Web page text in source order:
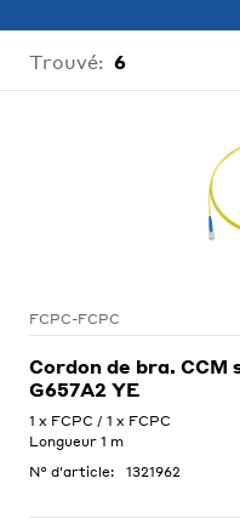
Trouvé: 6
FCPC-FCPC
Cordon de bra. CCM
G657A2 YE
1 x FCPC / 1 x FCPC
Longueur 1 m
N° d'article:
1321962